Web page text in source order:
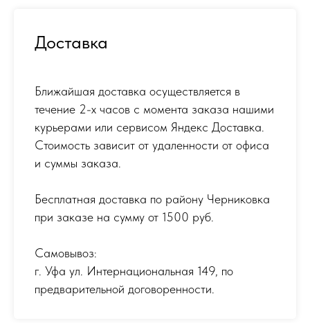
Доставка
Ближайшая доставка осуществляется в
течение 2-х часов с момента заказа нашими
курьерами или сервисом Яндекс Доставка.
Стоимость зависит от удаленности от офиса
и суммы заказа.
Бесплатная доставка по району Черниковка
при заказе на сумму от 1500 руб.
Самовывоз:
г. Уфа ул. Интернациональная 149, по
предварительной договоренности.